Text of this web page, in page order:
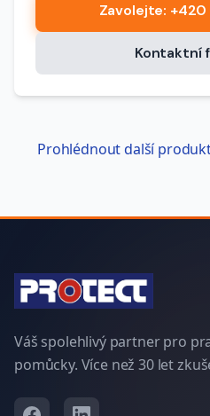
Zavolejte:
Kontaktní
Prohlédnout další
Váš spolehlivý partner pro
pomůcky. Více než 30 let